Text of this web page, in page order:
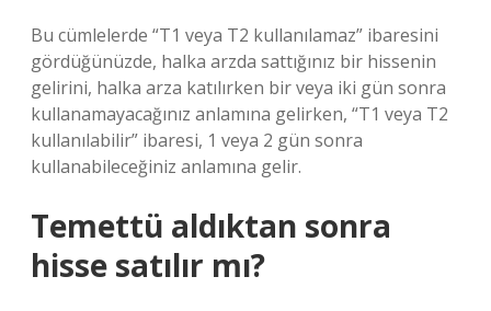
Bu cümlelerde “T1 veya T2 kullanılamaz” ibaresini
gördüğünüzde, halka arzda sattığınız bir hissenin
gelirini, halka arza katılırken bir veya iki gün sonra
kullanamayacağınız anlamına gelirken, “T1 veya T2
kullanılabilir” ibaresi, 1 veya 2 gün sonra
kullanabileceğiniz anlamına gelir.
Temettü aldıktan sonra
hisse satılır mı?